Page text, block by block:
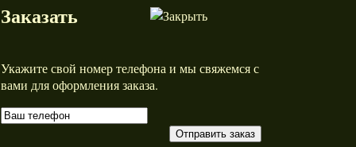
Заказать
Укажите свой номер телефона и мы свяжемся с
вами для оформления заказа.
Отправить заказ